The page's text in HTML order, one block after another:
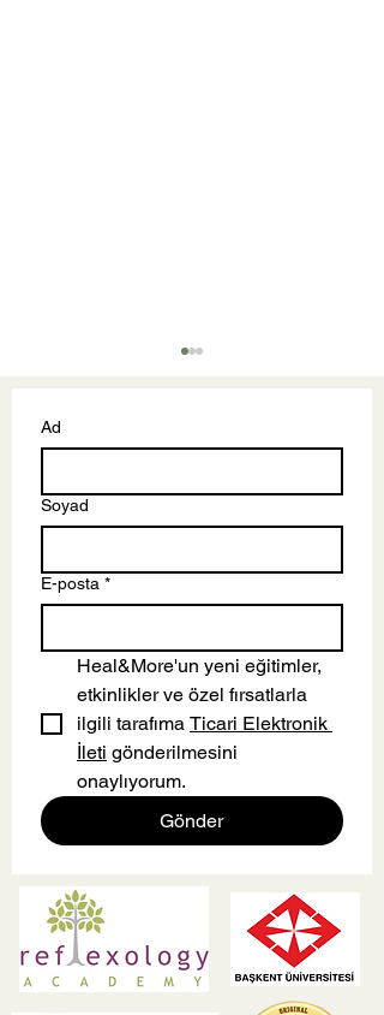
Dinlendin?
Ad
Soyad
E-posta *
Heal&More'un yeni eğitimler,
etkinlikler ve özel fırsatlarla
ilgili tarafıma Ticari Elektronik
İleti gönderilmesini
onaylıyorum.
Gönder